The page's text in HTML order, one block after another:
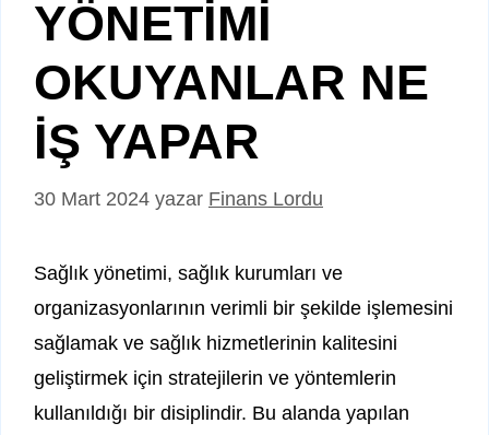
YÖNETİMİ
OKUYANLAR NE
İŞ YAPAR
30 Mart 2024 yazar Finans Lordu
Sağlık yönetimi, sağlık kurumları ve
organizasyonlarının verimli bir şekilde işlemesini
sağlamak ve sağlık hizmetlerinin kalitesini
geliştirmek için stratejilerin ve yöntemlerin
kullanıldığı bir disiplindir. Bu alanda yapılan